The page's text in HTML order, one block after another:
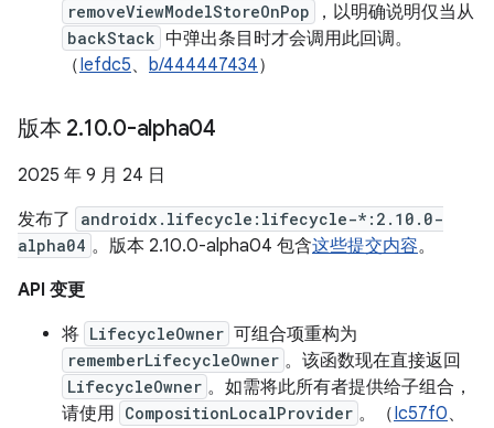
removeViewModelStoreOnPop ，以明确说明仅当从
backStack 中弹出条目时才会调用此回调。
（Iefdc5、 b/444447434）
版本 2.10.0-alpha04
2025 年 9 月 24 日
发布了
androidx.lifecycle:lifecycle-*:2.10.0-
alpha04 。版本 2.10.0-alpha04 包含这些提交内容。
API 变更
将 LifecycleOwner 可组合项重构为
rememberLifecycleOwner 。该函数现在直接返回
LifecycleOwner 。如需将此所有者提供给子组合，
请使用 CompositionLocalProvider 。（Ic57f0、